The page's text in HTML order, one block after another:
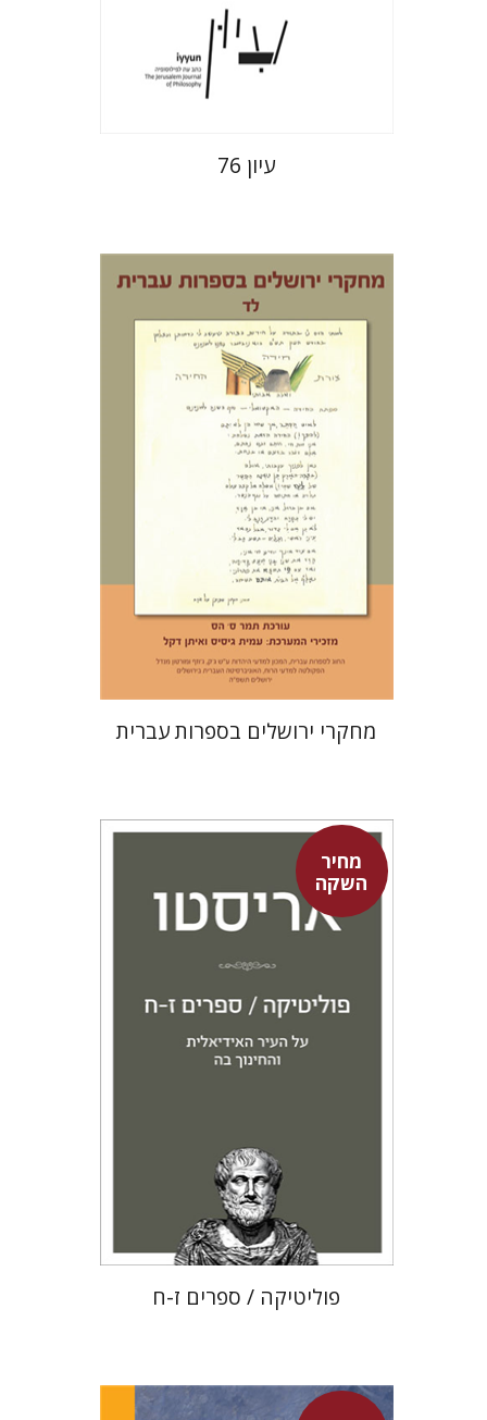
הנחת אתר ספר מודפס
$35
$32
עיון 76
תמר ס' הס
הנחת אתר ספר מודפס
$33
$30
מחקרי ירושלים בספרות עברית
מחיר
השקה
אריסטו
עמית ברץ
מחיר השקה
$31
$22
פוליטיקה / ספרים ז-ח